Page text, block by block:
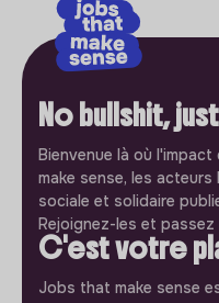
No bullshit,
Bienvenue là où
make sense, les
sociale et solidaire
Rejoignez-les et passez
C'est votre
Jobs that make sense